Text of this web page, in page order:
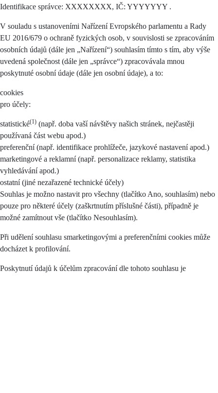
Identifikace správce: XXXXXXXX, IČ: YYYYYYY .
V souladu s ustanoveními Nařízení Evropského parlamentu a Rady
EU 2016/679 o ochraně fyzických osob, v souvislosti se zpracováním
osobních údajů (dále jen „Nařízení“) souhlasím tímto s tím, aby výše
uvedená společnost (dále jen „správce“) zpracovávala mnou
poskytnuté osobní údaje (dále jen osobní údaje), a to:
cookies
pro účely:
statistické(1) (např. doba vaší návštěvy našich stránek, nejčastěji
používaná část webu apod.)
preferenční (např. identifikace prohlížeče, jazykové nastavení apod.)
marketingové a reklamní (např. personalizace reklamy, statistika
vyhledávání apod.)
ostatní (jiné nezařazené technické účely)
Souhlas je možno nastavit pro všechny (tlačítko Ano, souhlasím) nebo
pouze pro některé účely (zaškrtnutím příslušné části), případně je
možné zamítnout vše (tlačítko Nesouhlasím).
Při udělení souhlasu smarketingovými a preferenčními cookies může
docházet k profilování.
Poskytnutí údajů k účelům zpracování dle tohoto souhlasu je